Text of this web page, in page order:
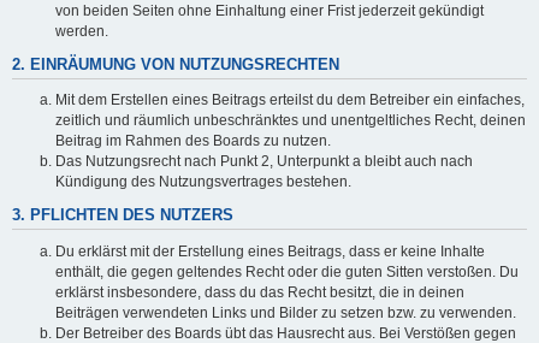
von beiden Seiten ohne Einhaltung einer Frist jederzeit gekündigt
werden.
2. EINRÄUMUNG VON NUTZUNGSRECHTEN
Mit dem Erstellen eines Beitrags erteilst du dem Betreiber ein einfaches,
zeitlich und räumlich unbeschränktes und unentgeltliches Recht, deinen
Beitrag im Rahmen des Boards zu nutzen.
Das Nutzungsrecht nach Punkt 2, Unterpunkt a bleibt auch nach
Kündigung des Nutzungsvertrages bestehen.
3. PFLICHTEN DES NUTZERS
Du erklärst mit der Erstellung eines Beitrags, dass er keine Inhalte
enthält, die gegen geltendes Recht oder die guten Sitten verstoßen. Du
erklärst insbesondere, dass du das Recht besitzt, die in deinen
Beiträgen verwendeten Links und Bilder zu setzen bzw. zu verwenden.
Der Betreiber des Boards übt das Hausrecht aus. Bei Verstößen gegen